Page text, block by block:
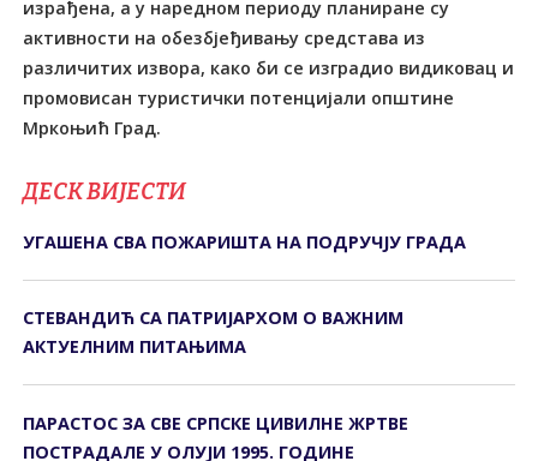
израђена, а у наредном периоду планиране су
активности на обезбјеђивању средстава из
различитих извора, како би се изградио видиковац и
промовисан туристички потенцијали општине
Мркоњић Град.
ДЕСК ВИЈЕСТИ
УГАШЕНА СВА ПОЖАРИШТА НА ПОДРУЧЈУ ГРАДА
СТЕВАНДИЋ СА ПАТРИЈАРХОМ О ВАЖНИМ
АКТУЕЛНИМ ПИТАЊИМА
ПАРАСТОС ЗА СВЕ СРПСКЕ ЦИВИЛНЕ ЖРТВЕ
ПОСТРАДАЛЕ У ОЛУЈИ 1995. ГОДИНЕ